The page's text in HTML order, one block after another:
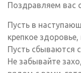
Поздравляем вас
Пусть в
крепкое
Пусть сбываются
Не забывайте